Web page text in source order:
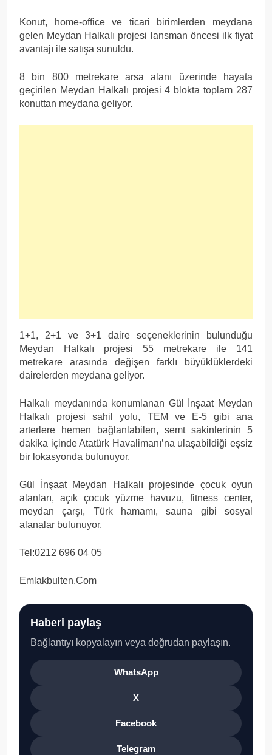
Konut, home-office ve ticari birimlerden meydana
gelen Meydan Halkalı projesi lansman öncesi ilk fiyat
avantajı ile satışa sunuldu.
8 bin 800 metrekare arsa alanı üzerinde hayata
geçirilen Meydan Halkalı projesi 4 blokta toplam 287
konuttan meydana geliyor.
1+1, 2+1 ve 3+1 daire seçeneklerinin bulunduğu
Meydan Halkalı projesi 55 metrekare ile 141
metrekare arasında değişen farklı büyüklüklerdeki
dairelerden meydana geliyor.
Halkalı meydanında konumlanan Gül İnşaat Meydan
Halkalı projesi sahil yolu, TEM ve E-5 gibi ana
arterlere hemen bağlanlabilen, semt sakinlerinin 5
dakika içinde Atatürk Havalimanı’na ulaşabildiği eşsiz
bir lokasyonda bulunuyor.
Gül İnşaat Meydan Halkalı projesinde çocuk oyun
alanları, açık çocuk yüzme havuzu, fitness center,
meydan çarşı, Türk hamamı, sauna gibi sosyal
alanalar bulunuyor.
Tel:0212 696 04 05
Emlakbulten.Com
Haberi paylaş
Bağlantıyı kopyalayın veya doğrudan paylaşın.
WhatsApp
X
Facebook
Telegram